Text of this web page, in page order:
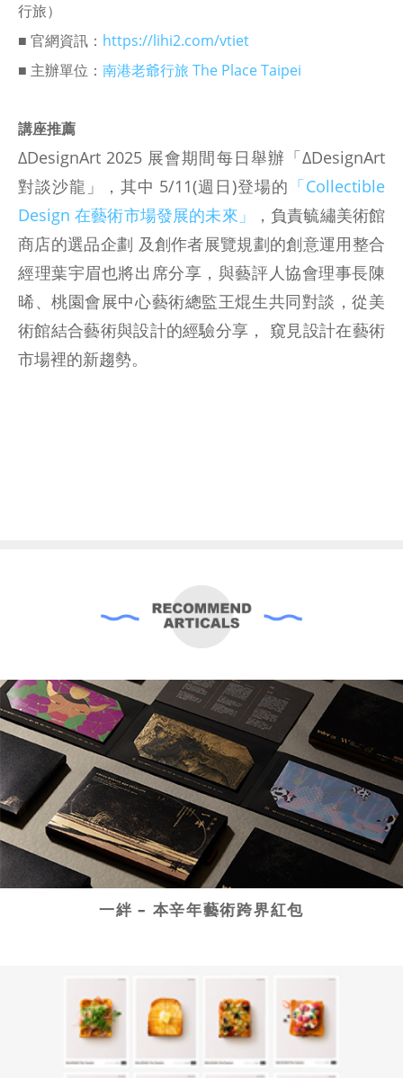
行旅）
■ 官網資訊： https://lihi2.com/vtiet
■ 主辦單位： 南港老爺行旅 The Place Taipei
講座推薦
ΔDesignArt 2025 展會期間每日舉辦「ΔDesignArt
對談沙龍」，其中 5/11(週日)登場的 「Collectible
Design 在藝術市場發展的未來」
，負責毓繡美術館
商店的選品企劃 及創作者展覽規劃的創意運用整合
經理葉宇眉也將出席分享，與藝評人協會理事長陳
晞、桃園會展中心藝術總監王焜生共同對談，從美
術館結合藝術與設計的經驗分享， 窺見設計在藝術
市場裡的新趨勢。
一絆 – 本辛年藝術跨界紅包